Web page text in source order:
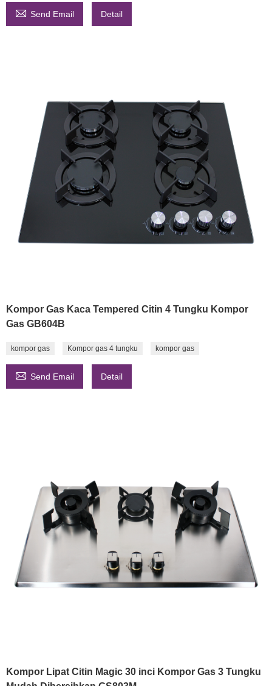
 Send Email Detail
Kompor Gas Kaca Tempered Citin 4 Tungku Kompor
Gas GB604B
kompor gas Kompor gas 4 tungku kompor gas
 Send Email Detail
Kompor Lipat Citin Magic 30 inci Kompor Gas 3 Tungku